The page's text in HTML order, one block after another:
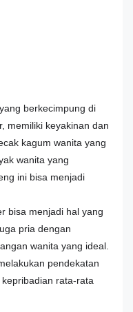
berkecimpung di
memiliki keyakinan dan
kagum wanita yang
wanita yang
ini bisa menjadi
bisa menjadi hal yang
pria dengan
wanita yang ideal.
pendekatan
rata-rata